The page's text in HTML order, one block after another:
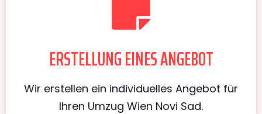
ERSTELLUNG EINES ANGEBOT
Wir erstellen ein individuelles Angebot für
Ihren Umzug Wien Novi Sad.